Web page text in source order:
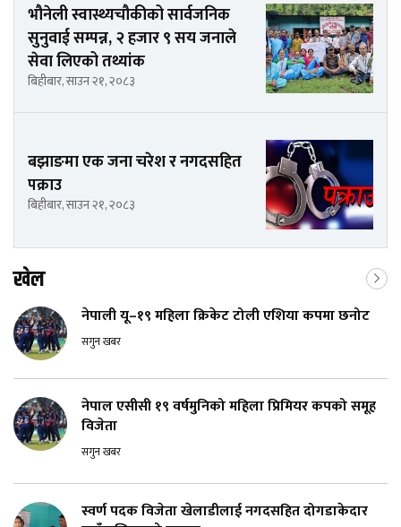
भौनेली स्वास्थ्यचौकीको सार्वजनिक
सुनुवाई सम्पन्न, २ हजार ९ सय जनाले
सेवा लिएको तथ्यांक
बिहीबार, साउन २१, २०८३
बझाङमा एक जना चरेश र नगदसहित
पक्राउ
बिहीबार, साउन २१, २०८३
खेल
नेपाली यू–१९ महिला क्रिकेट टोली एशिया कपमा छनोट
सगुन खबर
नेपाल एसीसी १९ वर्षमुनिको महिला प्रिमियर कपको समूह
विजेता
सगुन खबर
स्वर्ण पदक विजेता खेलाडीलाई नगदसहित दोगडाकेदार